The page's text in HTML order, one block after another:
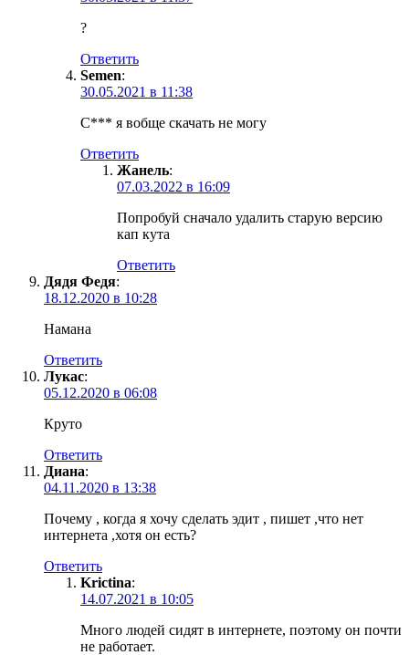
?
Ответить
Semen:
30.05.2021 в 11:38
С*** я вобще скачать не могу
Ответить
Жанель:
07.03.2022 в 16:09
Попробуй сначало удалить старую версию
кап кута
Ответить
Дядя Федя:
18.12.2020 в 10:28
Намана
Ответить
Лукас:
05.12.2020 в 06:08
Круто
Ответить
Диана:
04.11.2020 в 13:38
Почему , когда я хочу сделать эдит , пишет ,что нет
интернета ,хотя он есть?
Ответить
Krictina:
14.07.2021 в 10:05
Много людей сидят в интернете, поэтому он почти
не работает.